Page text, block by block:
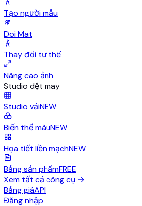
Tạo người mẫu
Doi Mat
Thay đổi tư thế
Nâng cao ảnh
Studio dệt may
Studio vảiNEW
Biến thể màuNEW
Họa tiết liền mạchNEW
Bảng sản phẩmFREE
Xem tất cả công cụ →
Bảng giáAPI
Đăng nhập